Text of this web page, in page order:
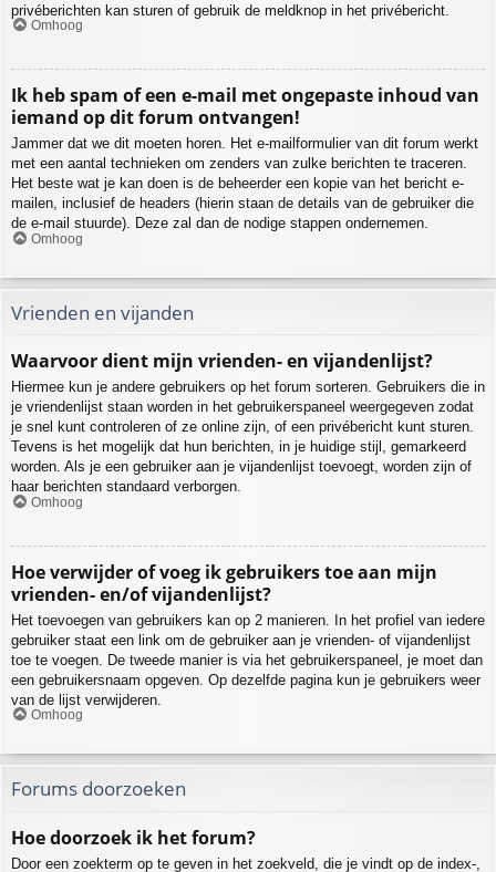
privéberichten kan sturen of gebruik de meldknop in het privébericht.
Omhoog
Ik heb spam of een e-mail met ongepaste inhoud van
iemand op dit forum ontvangen!
Jammer dat we dit moeten horen. Het e-mailformulier van dit forum werkt
met een aantal technieken om zenders van zulke berichten te traceren.
Het beste wat je kan doen is de beheerder een kopie van het bericht e-
mailen, inclusief de headers (hierin staan de details van de gebruiker die
de e-mail stuurde). Deze zal dan de nodige stappen ondernemen.
Omhoog
Vrienden en vijanden
Waarvoor dient mijn vrienden- en vijandenlijst?
Hiermee kun je andere gebruikers op het forum sorteren. Gebruikers die in
je vriendenlijst staan worden in het gebruikerspaneel weergegeven zodat
je snel kunt controleren of ze online zijn, of een privébericht kunt sturen.
Tevens is het mogelijk dat hun berichten, in je huidige stijl, gemarkeerd
worden. Als je een gebruiker aan je vijandenlijst toevoegt, worden zijn of
haar berichten standaard verborgen.
Omhoog
Hoe verwijder of voeg ik gebruikers toe aan mijn
vrienden- en/of vijandenlijst?
Het toevoegen van gebruikers kan op 2 manieren. In het profiel van iedere
gebruiker staat een link om de gebruiker aan je vrienden- of vijandenlijst
toe te voegen. De tweede manier is via het gebruikerspaneel, je moet dan
een gebruikersnaam opgeven. Op dezelfde pagina kun je gebruikers weer
van de lijst verwijderen.
Omhoog
Forums doorzoeken
Hoe doorzoek ik het forum?
Door een zoekterm op te geven in het zoekveld, die je vindt op de index-,